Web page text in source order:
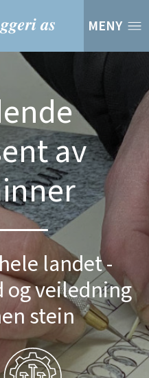
MENY
av
landet -
og veiledning
stein